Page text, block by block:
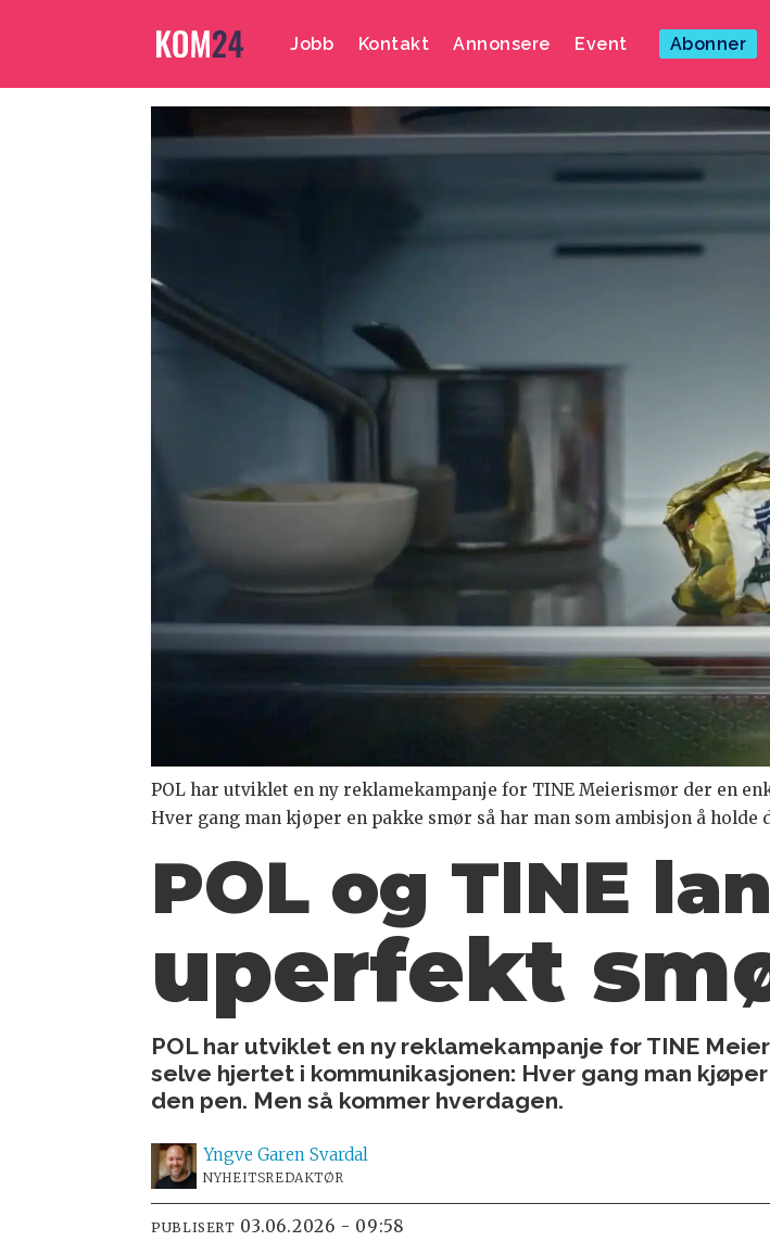
Jobb Kontakt Annonsere Event Abonner
POL har utviklet en ny reklamekampanje for TINE Meierismør der en
Hver gang man kjøper en pakke smør så har man som ambisjon å holde
POL og TINE
uperfekt
POL har utviklet en ny reklamekampanje for TINE
selve hjertet i kommunikasjonen: Hver gang man
den pen. Men så kommer hverdagen.
Yngve Garen Svardal
NYHEITSREDAKTØR
PUBLISERT 03.06.2026 - 09:58